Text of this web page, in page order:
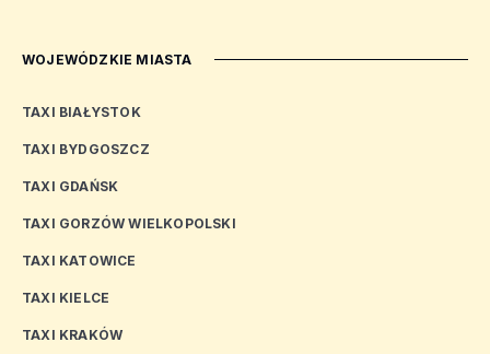
WOJEWÓDZKIE MIASTA
TAXI BIAŁYSTOK
TAXI BYDGOSZCZ
TAXI GDAŃSK
TAXI GORZÓW WIELKOPOLSKI
TAXI KATOWICE
TAXI KIELCE
TAXI KRAKÓW